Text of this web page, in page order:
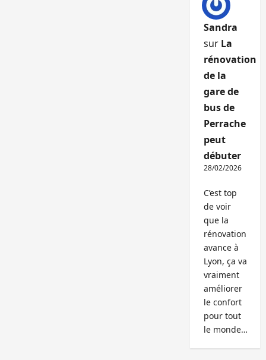
Sandra
sur La
rénovation
de la
gare de
bus de
Perrache
peut
débuter
28/02/2026
C’est top
de voir
que la
rénovation
avance à
Lyon, ça va
vraiment
améliorer
le confort
pour tout
le monde…